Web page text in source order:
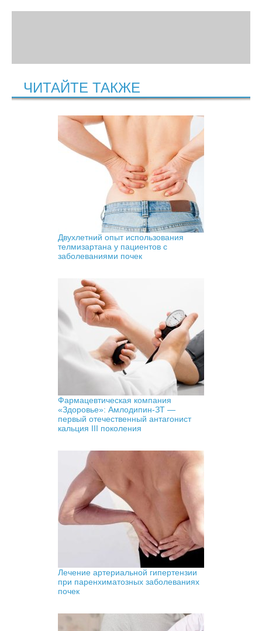
ЧИТАЙТЕ ТАКЖЕ
Двухлетний опыт использования
телмизартана у пациентов с
заболеваниями почек
Фармацевтическая компания
«Здоровье»: Амлодипин-ЗТ —
первый отечественный антагонист
кальция III поколения
Лечение артериальной гипертензии
при паренхиматозных заболеваниях
почек